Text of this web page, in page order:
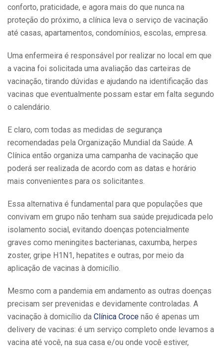
conforto, praticidade, e agora mais do que nunca na
proteção do próximo, a clínica leva o serviço de vacinação
até casas, apartamentos, condomínios, escolas, empresa.
Uma enfermeira é responsável por realizar no local em que
a vacina foi solicitada uma avaliação das carteiras de
vacinação, tirando dúvidas e ajudando na identificação das
vacinas que eventualmente possam estar em falta segundo
o calendário.
E claro, com todas as medidas de segurança
recomendadas pela Organização Mundial da Saúde. A
Clínica então organiza uma campanha de vacinação que
poderá ser realizada de acordo com as datas e horário
mais convenientes para os solicitantes.
Essa alternativa é fundamental para que populações que
convivam em grupo não tenham sua saúde prejudicada pelo
isolamento social, evitando doenças potencialmente
graves como meningites bacterianas, caxumba, herpes
zoster, gripe H1N1, hepatites e outras, por meio da
aplicação de vacinas à domicílio.
Mesmo com a pandemia em andamento as outras doenças
precisam ser prevenidas e devidamente controladas. A
vacinação à domicílio da Clínica Croce não é apenas um
delivery de vacinas: é um serviço completo onde levamos a
vacina até você, na sua casa e/ou onde você estiver,